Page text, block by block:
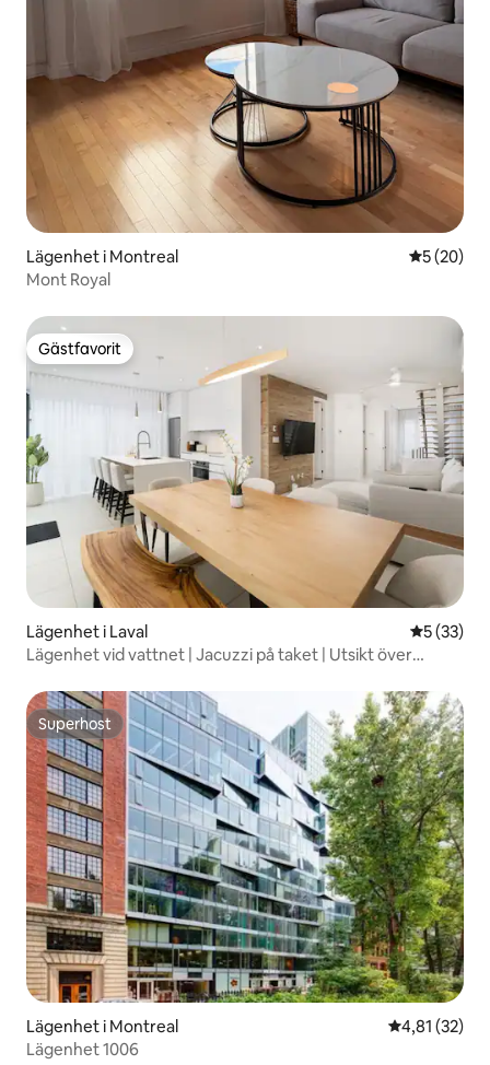
Lägenhet i Montreal 5 av 5 i
5 (20)
Mont Royal
Gästfavorit
Gästfavorit
Lägenhet i Laval 5 av 5 i
5 (33)
Lägenhet vid vattnet | Jacuzzi på taket | Utsikt över
Superhost
Superhost
Lägenhet i Montreal 4,81 av 5 i
4,81 (32)
Lägenhet 1006